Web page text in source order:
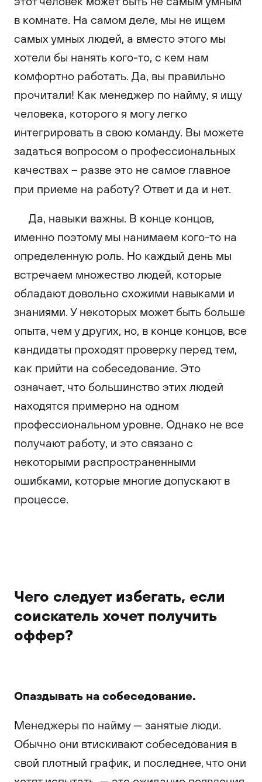
в комнате. На самом деле, мы не ищем
самых умных людей, а вместо этого мы
хотели бы нанять кого-то, с кем нам
комфортно работать. Да, вы правильно
прочитали! Как менеджер по найму, я ищу
человека, которого я могу легко
интегрировать в свою команду. Вы можете
задаться вопросом о профессиональных
качествах – разве это не самое главное
при приеме на работу? Ответ и да и нет.
Да, навыки важны. В конце концов,
именно поэтому мы нанимаем кого-то на
определенную роль. Но каждый день мы
встречаем множество людей, которые
обладают довольно схожими навыками и
знаниями. У некоторых может быть больше
опыта, чем у других, но, в конце концов, все
кандидаты проходят проверку перед тем,
как прийти на собеседование. Это
означает, что большинство этих людей
находятся примерно на одном
профессиональном уровне. Однако не все
получают работу, и это связано с
некоторыми распространенными
ошибками, которые многие допускают в
процессе.
Чего следует избегать, если
соискатель хочет получить
оффер?
Опаздывать на собеседование.
Менеджеры по найму — занятые люди.
Обычно они втискивают собеседования в
свой плотный график, и последнее, что они